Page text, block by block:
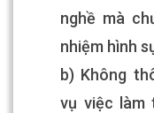
nghề mà
nhiệm hình
b) Không
vụ việc làm